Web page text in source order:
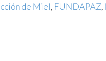
de Miel, FUNDAPAZ,